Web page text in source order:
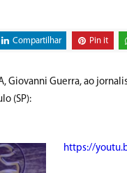
Compartilhar Pin it
Giovanni Guerra, ao
(SP):
https://